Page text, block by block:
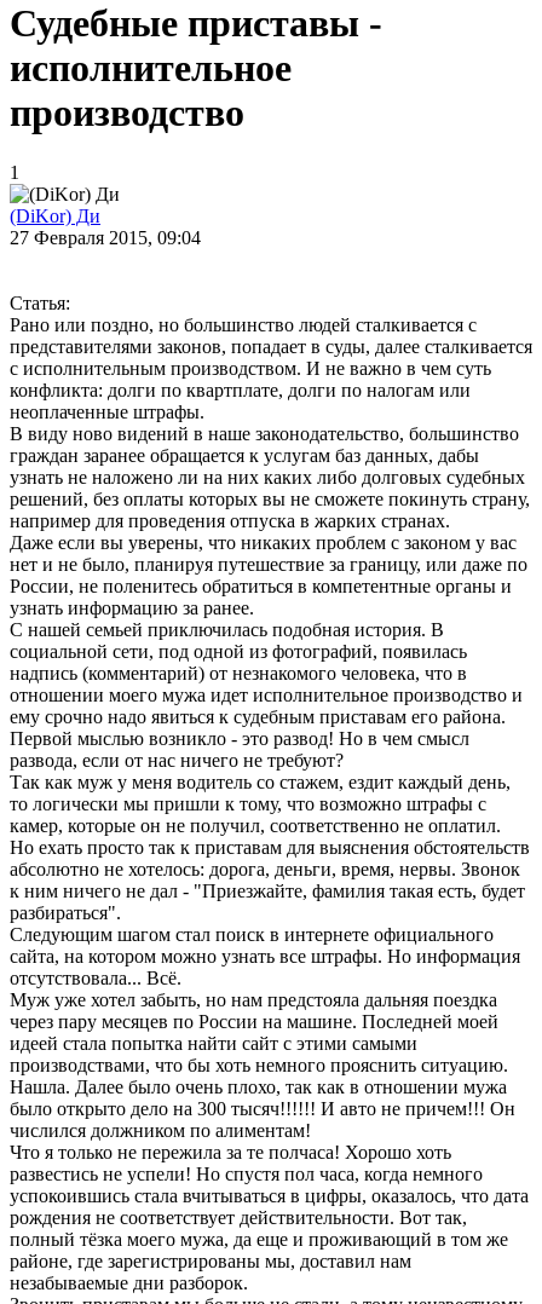
Судебные приставы -
исполнительное
производство
1
(DiKor) Ди
27 Февраля 2015, 09:04
Статья:
Рано или поздно, но большинство людей сталкивается с
представителями законов, попадает в суды, далее сталкивается
с исполнительным производством. И не важно в чем суть
конфликта: долги по квартплате, долги по налогам или
неоплаченные штрафы.
В виду ново видений в наше законодательство, большинство
граждан заранее обращается к услугам баз данных, дабы
узнать не наложено ли на них каких либо долговых судебных
решений, без оплаты которых вы не сможете покинуть страну,
например для проведения отпуска в жарких странах.
Даже если вы уверены, что никаких проблем с законом у вас
нет и не было, планируя путешествие за границу, или даже по
России, не поленитесь обратиться в компетентные органы и
узнать информацию за ранее.
С нашей семьей приключилась подобная история. В
социальной сети, под одной из фотографий, появилась
надпись (комментарий) от незнакомого человека, что в
отношении моего мужа идет исполнительное производство и
ему срочно надо явиться к судебным приставам его района.
Первой мыслью возникло - это развод! Но в чем смысл
развода, если от нас ничего не требуют?
Так как муж у меня водитель со стажем, ездит каждый день,
то логически мы пришли к тому, что возможно штрафы с
камер, которые он не получил, соответственно не оплатил.
Но ехать просто так к приставам для выяснения обстоятельств
абсолютно не хотелось: дорога, деньги, время, нервы. Звонок
к ним ничего не дал - "Приезжайте, фамилия такая есть, будет
разбираться".
Следующим шагом стал поиск в интернете официального
сайта, на котором можно узнать все штрафы. Но информация
отсутствовала... Всё.
Муж уже хотел забыть, но нам предстояла дальняя поездка
через пару месяцев по России на машине. Последней моей
идеей стала попытка найти сайт с этими самыми
производствами, что бы хоть немного прояснить ситуацию.
Нашла. Далее было очень плохо, так как в отношении мужа
было открыто дело на 300 тысяч!!!!!! И авто не причем!!! Он
числился должником по алиментам!
Что я только не пережила за те полчаса! Хорошо хоть
развестись не успели! Но спустя пол часа, когда немного
успокоившись стала вчитываться в цифры, оказалось, что дата
рождения не соответствует действительности. Вот так,
полный тёзка моего мужа, да еще и проживающий в том же
районе, где зарегистрированы мы, доставил нам
незабываемые дни разборок.